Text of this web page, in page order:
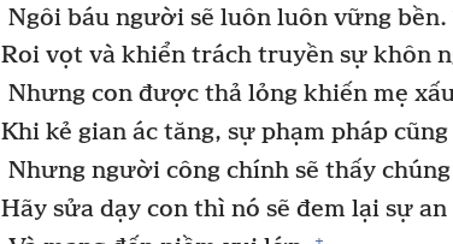
Ngôi báu người sẽ luôn luôn vững bền.
Roi vọt và khiển trách truyền sự khôn
Nhưng con được thả lỏng khiến mẹ
Khi kẻ gian ác tăng, sự phạm pháp
Nhưng người công chính sẽ thấy
Hãy sửa dạy con thì nó sẽ đem lại sự